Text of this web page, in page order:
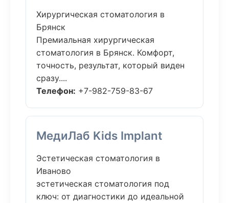
Хирургическая стоматология в
Брянск
Премиальная хирургическая
стоматология в Брянск. Комфорт,
точность, результат, который виден
сразу....
Телефон: +7-982-759-83-67
МедиЛаб Kids Implant
Эстетическая стоматология в
Иваново
эстетическая стоматология под
ключ: от диагностики до идеальной